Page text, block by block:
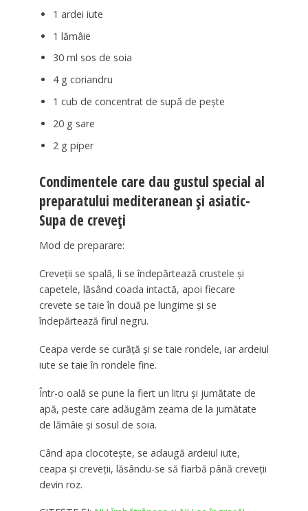
1 ardei iute
1 lămâie
30 ml sos de soia
4 g coriandru
1 cub de concentrat de supă de pește
20 g sare
2 g piper
Condimentele care dau gustul special al
preparatului mediteranean și asiatic-
Supa de creveți
Mod de preparare:
Creveții se spală, li se îndepărtează crustele și
capetele, lăsând coada intactă, apoi fiecare
crevete se taie în două pe lungime și se
îndepărtează firul negru.
Ceapa verde se curăță și se taie rondele, iar ardeiul
iute se taie în rondele fine.
Într-o oală se pune la fiert un litru și jumătate de
apă, peste care adăugăm zeama de la jumătate
de lămâie și sosul de soia.
Când apa clocotește, se adaugă ardeiul iute,
ceapa și creveții, lăsându-se să fiarbă până creveții
devin roz.